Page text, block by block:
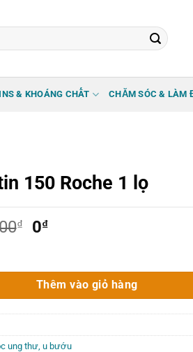
& KHOÁNG CHẤT CHĂM SÓC & LÀM
150 Roche 1 lọ
₫
Giá
17.105.000₫.
0₫Giá
là:
0₫.
1 lọ số lượng
Thêm vào giỏ hàng
ung thư, u bướu